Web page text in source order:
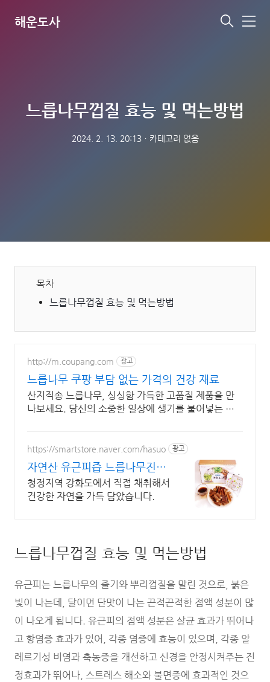
해운도사
메
느릅나무껍질 효능 및 먹는방법
2024. 2. 13. 20:13ㆍ 카테고리 없음
목차
느릅나무껍질 효능 및 먹는방법
http://m.coupang.com 광고
느릅나무 쿠팡 부담 없는 가격의 건강 재료
산지직송 느릅나무, 싱싱함 가득한 고품질 제품을 만
나보세요. 당신의 소중한 일상에 생기를 불어넣는 한
https://smartstore.naver.com/hasuo 광고
자연산 유근피즙 느릅나무진액
자연이 주는 선물 느릅나무즙
청정지역 강화도에서 직접 채취해서
건강한 자연을 가득 담았습니다.
느릅나무껍질 효능 및 먹는방법
유근피는 느릅나무의 줄기와 뿌리껍질을 말린 것으로, 붉은
빛이 나는데, 달이면 단맛이 나는 끈적끈적한 점액 성분이 많
이 나오게 됩니다. 유근피의 점액 성분은 살균 효과가 뛰어나
고 항염증 효과가 있어, 각종 염증에 효능이 있으며, 각종 알
레르기성 비염과 축농증을 개선하고 신경을 안정시켜주는 진
정효과가 뛰어나, 스트레스 해소와 불면증에 효과적인 것으